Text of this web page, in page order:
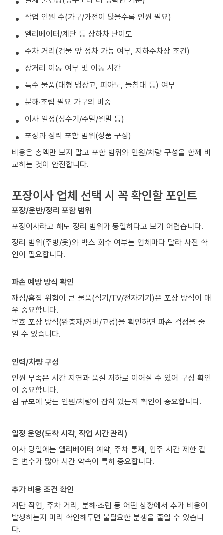
작업 인원 수(가구/가전이 많을수록 인원 필요)
엘리베이터/계단 등 상하차 난이도
주차 거리(건물 앞 정차 가능 여부, 지하주차장 조건)
장거리 이동 여부 및 이동 시간
특수 물품(대형 냉장고, 피아노, 돌침대 등) 여부
분해·조립 필요 가구의 비중
이사 일정(성수기/주말/월말 등)
포장과 정리 포함 범위(상품 구성)
비용은 총액만 보지 말고 포함 범위와 인원/차량 구성을 함께 비
교하는 것이 안전합니다.
포장이사 업체 선택 시 꼭 확인할 포인트
포장/운반/정리 포함 범위
포장이사라고 해도 정리 범위가 동일하다고 보기 어렵습니다.
정리 범위(주방/옷)와 박스 회수 여부는 업체마다 달라 사전 확
인이 필요합니다.
파손 예방 방식 확인
깨짐/흠집 위험이 큰 물품(식기/TV/전자기기)은 포장 방식이 매
우 중요합니다.
보호 포장 방식(완충재/커버/고정)을 확인하면 파손 걱정을 줄
일 수 있습니다.
인력/차량 구성
인원 부족은 시간 지연과 품질 저하로 이어질 수 있어 구성 확인
이 중요합니다.
짐 규모에 맞는 인원/차량이 잡혀 있는지 확인이 중요합니다.
일정 운영(도착 시각, 작업 시간 관리)
이사 당일에는 엘리베이터 예약, 주차 통제, 입주 시간 제한 같
은 변수가 많아 시간 약속이 특히 중요합니다.
추가 비용 조건 확인
계단 작업, 주차 거리, 분해·조립 등 어떤 상황에서 추가 비용이
발생하는지 미리 확인해두면 불필요한 분쟁을 줄일 수 있습니
다.